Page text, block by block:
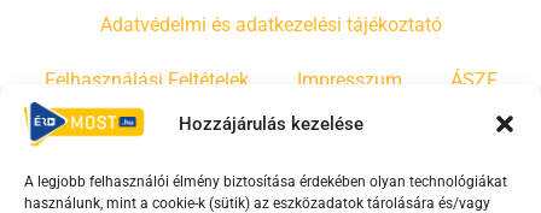
Hozzájárulás kezelése
A legjobb felhasználói élmény biztosítása érdekében olyan technológiákat
használunk, mint a cookie-k (sütik) az eszközadatok tárolására és/vagy
Adatvédelmi és adatkezelési tájékoztató
Felhasználási Feltételek Impresszum ÁSZF
Irányelvek Moderálási szabályzat